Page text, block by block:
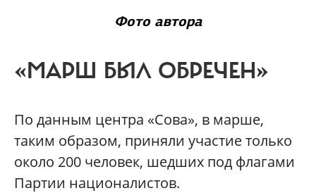
Фото автора
«МАРШ БЫЛ ОБРЕЧЕН»
По данным центра «Сова», в марше,
таким образом, приняли участие только
около 200 человек, шедших под флагами
Партии националистов.